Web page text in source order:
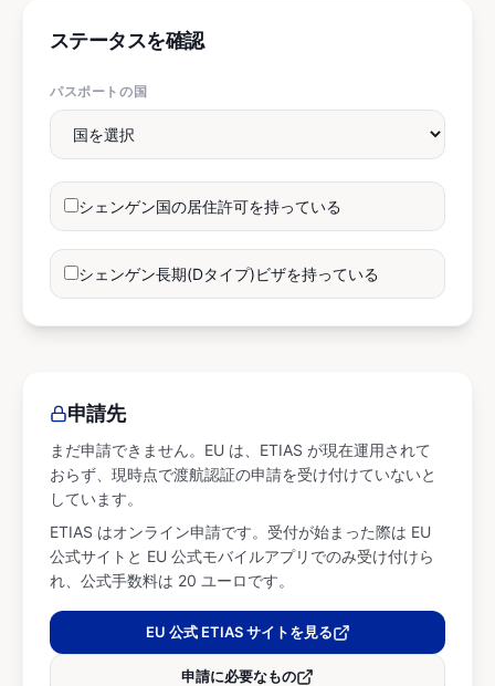
ステータスを確認
パスポートの国
シェンゲン国の居住許可を持っている
シェンゲン長期(Dタイプ)ビザを持っている
申請先
まだ申請できません。EU は、ETIAS が現在運用されて
おらず、現時点で渡航認証の申請を受け付けていないと
しています。
ETIAS はオンライン申請です。受付が始まった際は EU
公式サイトと EU 公式モバイルアプリでのみ受け付けら
れ、公式手数料は 20 ユーロです。
EU 公式 ETIAS サイトを見る
申請に必要なもの